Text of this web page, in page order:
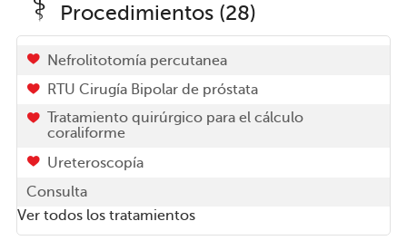
Procedimientos (28)
Nefrolitotomía percutanea
RTU Cirugía Bipolar de próstata
Tratamiento quirúrgico para el cálculo
coraliforme
Ureteroscopía
Consulta
Ver todos los tratamientos